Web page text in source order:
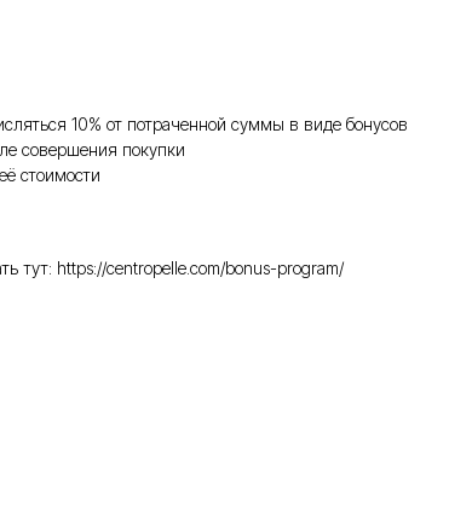
10% от потраченной суммы в виде бонусов
совершения покупки
стоимости
тут: https://centropelle.com/bonus-program/